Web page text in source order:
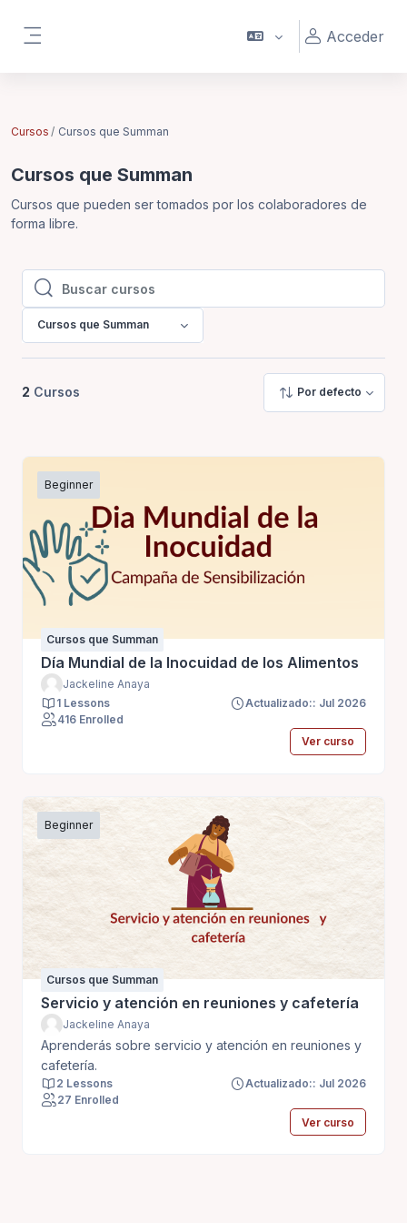
Acceder
Cursos Cursos que Summan
Cursos que Summan
Cursos que pueden ser tomados por los colaboradores de
forma libre.
Buscar cursos
Buscar cursos
Cursos que Summan
2 Cursos Por defecto
Beginner
Cursos que Summan
Día Mundial de la Inocuidad de los Alimentos
Jackeline Anaya
1 Lessons
Actualizado:: Jul 2026
416 Enrolled
Ver curso
Beginner
Cursos que Summan
Servicio y atención en reuniones y cafetería
Jackeline Anaya
Aprenderás sobre servicio y atención en reuniones y
cafetería.
2 Lessons
Actualizado:: Jul 2026
27 Enrolled
Ver curso